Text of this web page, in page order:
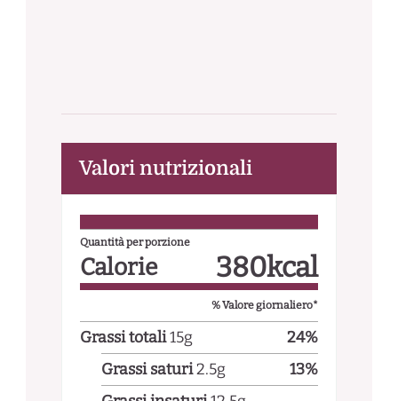
Valori nutrizionali
Quantità per porzione
Calorie 380kcal
% Valore giornaliero*
Grassi totali15g 24%
Grassi saturi2.5g 13%